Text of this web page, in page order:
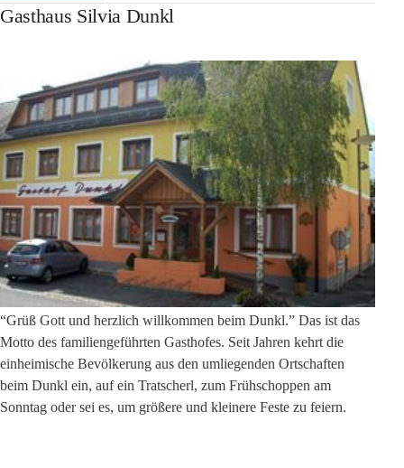
Gasthaus Silvia Dunkl
“Grüß Gott und herzlich willkommen beim Dunkl.” Das ist das
Motto des familiengeführten Gasthofes. Seit Jahren kehrt die
einheimische Bevölkerung aus den umliegenden Ortschaften
beim Dunkl ein, auf ein Tratscherl, zum Frühschoppen am
Sonntag oder sei es, um größere und kleinere Feste zu feiern.